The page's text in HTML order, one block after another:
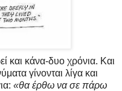
και κάνα-δυο χρόνια. Και
γίνονται λίγα και
«θα έρθω να σε πάρω